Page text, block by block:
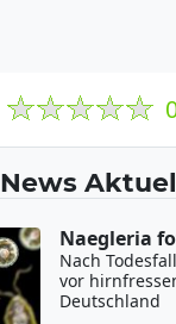
News
Naegleria
Nach
vor
Deutschland